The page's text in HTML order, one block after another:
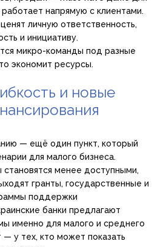
работает напрямую с клиентами.
личную ответственность,
и инициативу.
микро-команды под разные
экономит ресурсы.
и новые
— ещё один пункт, который
для малого бизнеса.
становятся менее доступными,
гранты, государственные и
поддержки
банки предлагают
именно для малого и среднего
— у тех, кто может показать